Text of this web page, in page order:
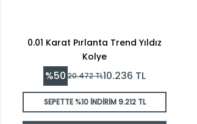
0.01 Karat Pırlanta Trend Yıldız
Kolye
%50 20.472TL10.236 TL
SEPETTE %10 İNDİRİM9.212 TL